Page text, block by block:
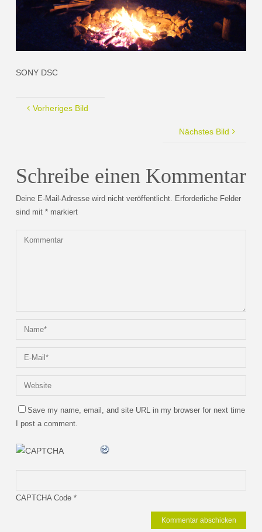
SONY DSC
Vorheriges Bild
Nächstes Bild
Schreibe einen Kommentar
Deine E-Mail-Adresse wird nicht veröffentlicht. Erforderliche Felder
sind mit *markiert
Save my name, email, and site URL in my browser for next time
I post a comment.
CAPTCHA Code*